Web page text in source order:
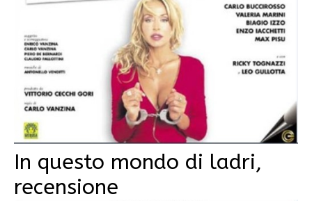
In questo mondo di ladri,
recensione